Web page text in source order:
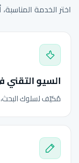
اختر الخدمة
السيو التقني
مُكيّف لسلوك البحث،